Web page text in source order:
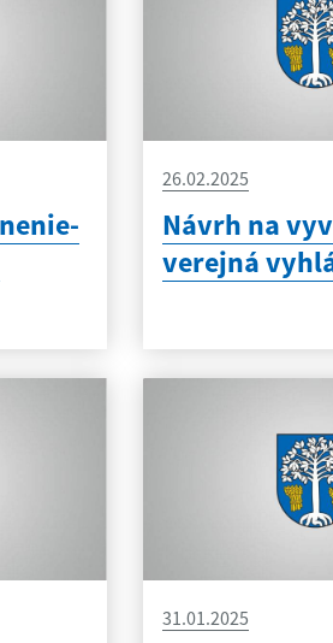
26.02.2025
Návrh na
verejná
31.01.2025